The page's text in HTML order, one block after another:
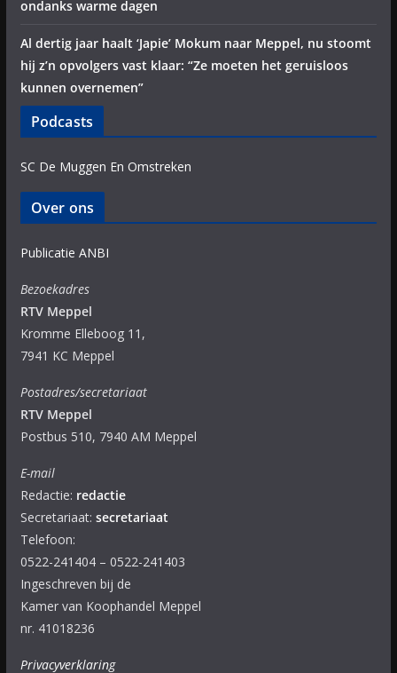
ondanks warme dagen
Al dertig jaar haalt ‘Japie’ Mokum naar Meppel, nu stoomt
hij z’n opvolgers vast klaar: “Ze moeten het geruisloos
kunnen overnemen”
Podcasts
SC De Muggen En Omstreken
Over ons
Publicatie ANBI
Bezoekadres
RTV Meppel
Kromme Elleboog 11,
7941 KC Meppel
Postadres/secretariaat
RTV Meppel
Postbus 510, 7940 AM Meppel
E-mail
Redactie: redactie
Secretariaat: secretariaat
Telefoon:
0522-241404 – 0522-241403
Ingeschreven bij de
Kamer van Koophandel Meppel
nr. 41018236
Privacyverklaring